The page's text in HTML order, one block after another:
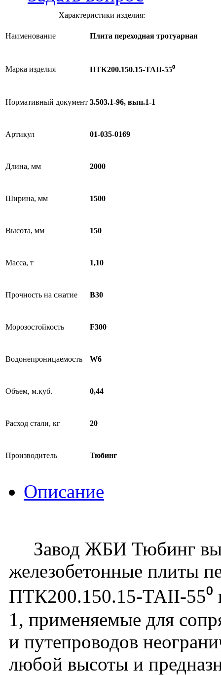
Характеристики изделия:
Наименование Плита переходная тротуарная
Марка изделия ПТК200.150.15-ТАII-55⁰
Нормативный документ 3.503.1-96, вып.1-1
Артикул 01-035-0169
Длина, мм 2000
Ширина, мм 1500
Высота, мм 150
Масса, т 1,10
Прочность на сжатие B30
Морозостойкость F300
Водонепроницаемость W6
Объем, м.куб. 0,44
Расход стали, кг 20
Производитель Тюбинг
Описание
Завод ЖБИ Тюбинг
железобетонные плиты
ПТК200.150.15-ТАII-55⁰
1, применяемые для
и путепроводов
любой высоты и